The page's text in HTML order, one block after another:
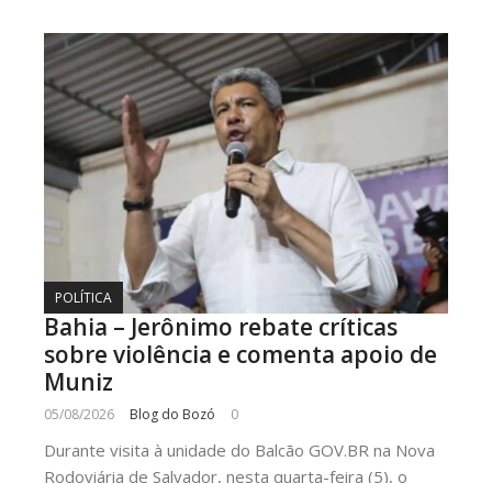
POLÍTICA
Bahia – Jerônimo rebate críticas
sobre violência e comenta apoio de
Muniz
05/08/2026 Blog do Bozó 0
Durante visita à unidade do Balcão GOV.BR na Nova
Rodoviária de Salvador, nesta quarta-feira (5), o